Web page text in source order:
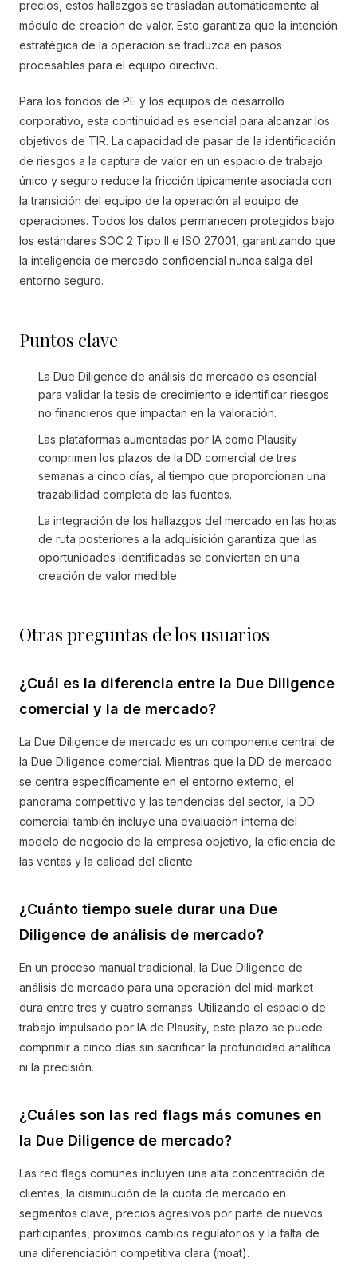
precios, estos hallazgos se trasladan automáticamente al
módulo de creación de valor. Esto garantiza que la intención
estratégica de la operación se traduzca en pasos
procesables para el equipo directivo.
Para los fondos de PE y los equipos de desarrollo
corporativo, esta continuidad es esencial para alcanzar los
objetivos de TIR. La capacidad de pasar de la identificación
de riesgos a la captura de valor en un espacio de trabajo
único y seguro reduce la fricción típicamente asociada con
la transición del equipo de la operación al equipo de
operaciones. Todos los datos permanecen protegidos bajo
los estándares SOC 2 Tipo II e ISO 27001, garantizando que
la inteligencia de mercado confidencial nunca salga del
entorno seguro.
Puntos clave
La Due Diligence de análisis de mercado es esencial
para validar la tesis de crecimiento e identificar riesgos
no financieros que impactan en la valoración.
Las plataformas aumentadas por IA como Plausity
comprimen los plazos de la DD comercial de tres
semanas a cinco días, al tiempo que proporcionan una
trazabilidad completa de las fuentes.
La integración de los hallazgos del mercado en las hojas
de ruta posteriores a la adquisición garantiza que las
oportunidades identificadas se conviertan en una
creación de valor medible.
Otras preguntas de los usuarios
¿Cuál es la diferencia entre la Due Diligence
comercial y la de mercado?
La Due Diligence de mercado es un componente central de
la Due Diligence comercial. Mientras que la DD de mercado
se centra específicamente en el entorno externo, el
panorama competitivo y las tendencias del sector, la DD
comercial también incluye una evaluación interna del
modelo de negocio de la empresa objetivo, la eficiencia de
las ventas y la calidad del cliente.
¿Cuánto tiempo suele durar una Due
Diligence de análisis de mercado?
En un proceso manual tradicional, la Due Diligence de
análisis de mercado para una operación del mid-market
dura entre tres y cuatro semanas. Utilizando el espacio de
trabajo impulsado por IA de Plausity, este plazo se puede
comprimir a cinco días sin sacrificar la profundidad analítica
ni la precisión.
¿Cuáles son las red flags más comunes en
la Due Diligence de mercado?
Las red flags comunes incluyen una alta concentración de
clientes, la disminución de la cuota de mercado en
segmentos clave, precios agresivos por parte de nuevos
participantes, próximos cambios regulatorios y la falta de
una diferenciación competitiva clara (moat).